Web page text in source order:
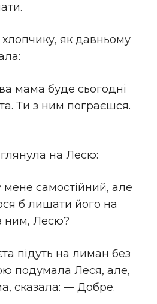
як давньому
мама буде сьогодні
Ти з ним пограєшся.
на Лесю:
мене самостійний, але
б лишати його на
ним, Лесю?
підуть на лиман без
подумала Леся, але,
сказала: — Добре.